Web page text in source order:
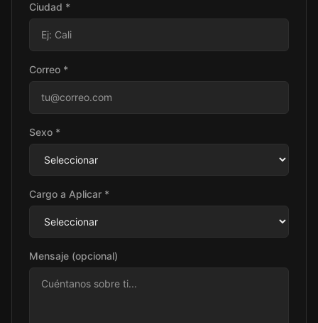
Ciudad *
Correo *
Sexo *
Cargo a Aplicar *
Mensaje (opcional)